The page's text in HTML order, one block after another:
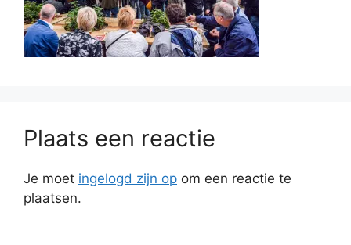
Plaats een reactie
Je moet ingelogd zijn op om een reactie te
plaatsen.